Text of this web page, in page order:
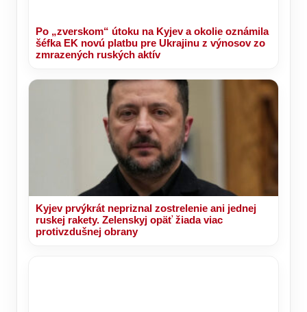
Po „zverskom“ útoku na Kyjev a okolie oznámila
šéfka EK novú platbu pre Ukrajinu z výnosov zo
zmrazených ruských aktív
Kyjev prvýkrát nepriznal zostrelenie ani jednej
ruskej rakety. Zelenskyj opäť žiada viac
protivzdušnej obrany